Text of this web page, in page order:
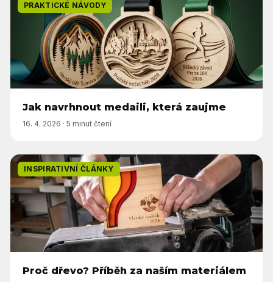
PRAKTICKÉ NÁVODY
Jak navrhnout medaili, která zaujme
16. 4. 2026 · 5 minut čtení
INSPIRATIVNÍ ČLÁNKY
Proč dřevo? Příběh za naším materiálem